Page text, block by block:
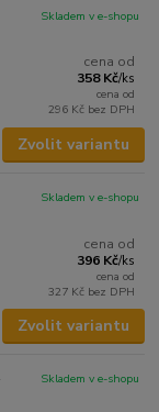
cena od
358 Kč/ks
cena od
296 Kč bez DPH
Skladem v e-shopu
Zvolit variantu
cena od
396 Kč/ks
cena od
327 Kč bez DPH
Skladem v e-shopu
Zvolit variantu
Skladem v e-shopu